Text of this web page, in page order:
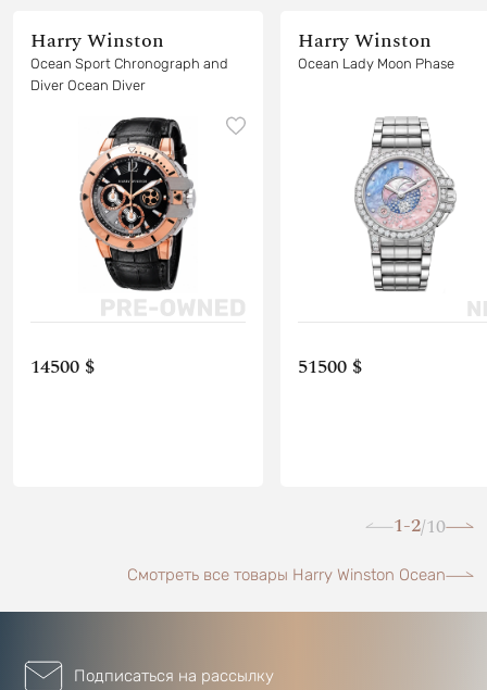
Harry Winston
Ocean Sport Chronograph and
Diver Ocean Diver
14500 $
Harry Winston
Ocean Lady Moon Phase
51500 $
1-2/10
Смотреть все товары Harry Winston Ocean
Подписаться на рассылку